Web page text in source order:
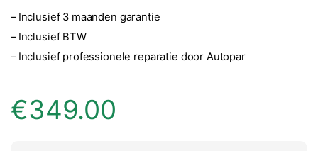
– Inclusief 3 maanden garantie
– Inclusief BTW
– Inclusief professionele reparatie door Autopar
€349.00